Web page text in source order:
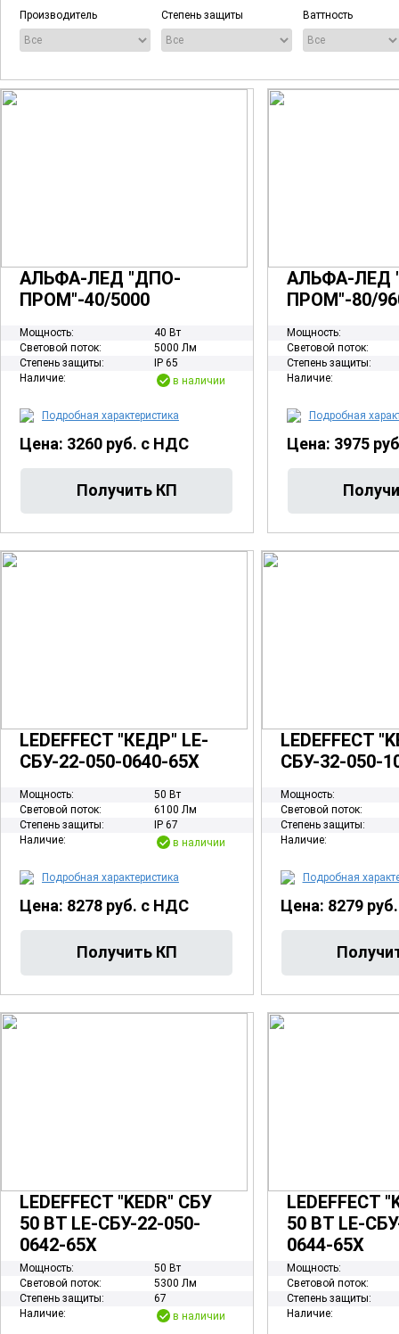
Производитель Степень защиты Ваттность
АЛЬФА-ЛЕД "ДПО-
ПРОМ"-40/5000
Мощность:
40 Вт
Световой поток:
5000 Лм
Степень защиты:
IP 65
Наличие:
в наличии
Подробная характеристика
Цена: 3260 руб. с НДС
АЛЬФА-ЛЕД
ПРОМ"-80/
Мощность:
Световой поток:
Степень защиты:
Наличие:
Подробная
Цена: 3975
LEDEFFECT "КЕДР" LE-
СБУ-22-050-0640-65Х
Мощность:
50 Вт
Световой поток:
6100 Лм
Степень защиты:
IP 67
Наличие:
в наличии
Подробная характеристика
Цена: 8278 руб. с НДС
LEDEFFECT
СБУ-32-050-
Мощность:
Световой поток:
Степень защиты:
Наличие:
Подробная
Цена: 8279
LEDEFFECT "KEDR" СБУ
50 ВТ LE-СБУ-22-050-
0642-65Х
Мощность:
50 Вт
Световой поток:
5300 Лм
Степень защиты:
67
Наличие:
в наличии
LEDEFFECT
50 ВТ LE-
0644-65Х
Мощность:
Световой поток:
Степень защиты:
Наличие: